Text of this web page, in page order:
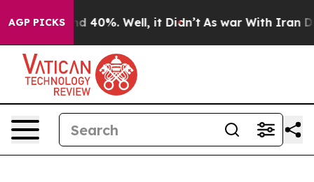
AGP PICKS
Around 40%. Well, it Didn’t As war With Iran